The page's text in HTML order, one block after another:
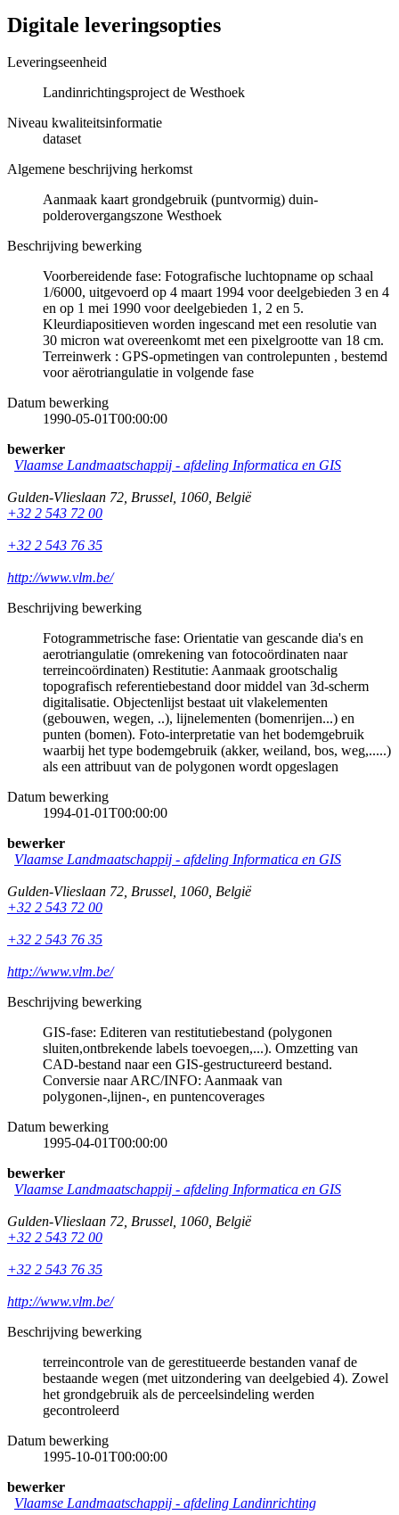
Digitale leveringsopties
Leveringseenheid
Landinrichtingsproject de Westhoek
Niveau kwaliteitsinformatie
dataset
Algemene beschrijving herkomst
Aanmaak kaart grondgebruik (puntvormig) duin-
polderovergangszone Westhoek
Beschrijving bewerking
Voorbereidende fase: Fotografische luchtopname op schaal
1/6000, uitgevoerd op 4 maart 1994 voor deelgebieden 3 en 4
en op 1 mei 1990 voor deelgebieden 1, 2 en 5.
Kleurdiapositieven worden ingescand met een resolutie van
30 micron wat overeenkomt met een pixelgrootte van 18 cm.
Terreinwerk : GPS-opmetingen van controlepunten , bestemd
voor aërotriangulatie in volgende fase
Datum bewerking
1990-05-01T00:00:00
bewerker
Vlaamse Landmaatschappij - afdeling Informatica en GIS
Gulden-Vlieslaan 72, Brussel, 1060, België
+32 2 543 72 00
+32 2 543 76 35
http://www.vlm.be/
Beschrijving bewerking
Fotogrammetrische fase: Orientatie van gescande dia's en
aerotriangulatie (omrekening van fotocoördinaten naar
terreincoördinaten) Restitutie: Aanmaak grootschalig
topografisch referentiebestand door middel van 3d-scherm
digitalisatie. Objectenlijst bestaat uit vlakelementen
(gebouwen, wegen, ..), lijnelementen (bomenrijen...) en
punten (bomen). Foto-interpretatie van het bodemgebruik
waarbij het type bodemgebruik (akker, weiland, bos, weg,.....)
als een attribuut van de polygonen wordt opgeslagen
Datum bewerking
1994-01-01T00:00:00
bewerker
Vlaamse Landmaatschappij - afdeling Informatica en GIS
Gulden-Vlieslaan 72, Brussel, 1060, België
+32 2 543 72 00
+32 2 543 76 35
http://www.vlm.be/
Beschrijving bewerking
GIS-fase: Editeren van restitutiebestand (polygonen
sluiten,ontbrekende labels toevoegen,...). Omzetting van
CAD-bestand naar een GIS-gestructureerd bestand.
Conversie naar ARC/INFO: Aanmaak van
polygonen-,lijnen-, en puntencoverages
Datum bewerking
1995-04-01T00:00:00
bewerker
Vlaamse Landmaatschappij - afdeling Informatica en GIS
Gulden-Vlieslaan 72, Brussel, 1060, België
+32 2 543 72 00
+32 2 543 76 35
http://www.vlm.be/
Beschrijving bewerking
terreincontrole van de gerestitueerde bestanden vanaf de
bestaande wegen (met uitzondering van deelgebied 4). Zowel
het grondgebruik als de perceelsindeling werden
gecontroleerd
Datum bewerking
1995-10-01T00:00:00
bewerker
Vlaamse Landmaatschappij - afdeling Landinrichting